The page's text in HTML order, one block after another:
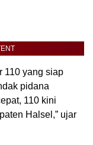
110 yang siap
pidana
110 kini
Halsel,” ujar